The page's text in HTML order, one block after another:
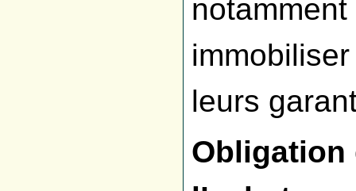
leurs
Obligation